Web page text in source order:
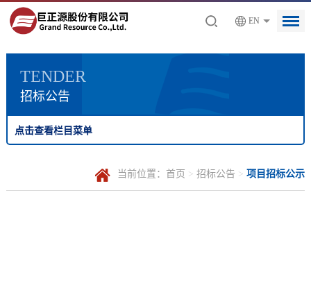
EN
TENDER
招标公告
点击查看栏目菜单
当前位置：首页 >招标公告 >项目招标公示